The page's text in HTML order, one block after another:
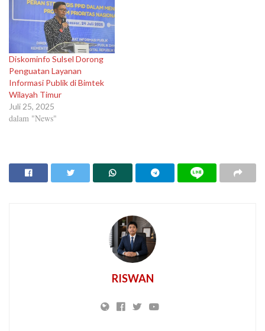
Diskominfo Sulsel Dorong
Penguatan Layanan
Informasi Publik di Bimtek
Wilayah Timur
Juli 25, 2025
dalam "News"
RISWAN